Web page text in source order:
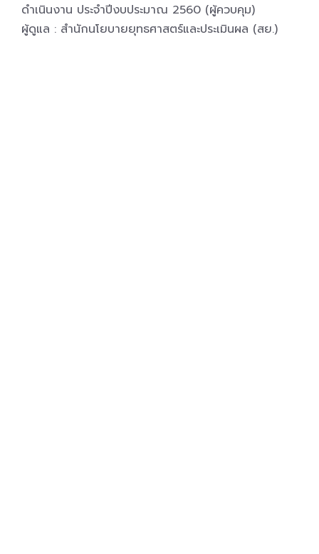
ดำเนินงาน ประจำปีงบประมาณ 2560 (ผู้ควบคุม)
ผู้ดูแล : สำนักนโยบายยุทธศาสตร์และประเมินผล (สย.)